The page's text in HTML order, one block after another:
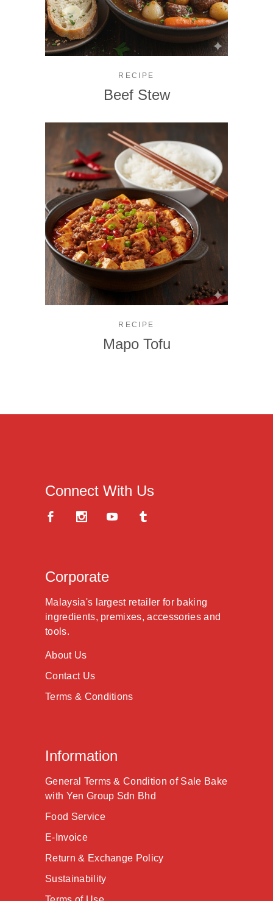
RECIPE
Beef Stew
RECIPE
Mapo Tofu
Connect With Us
Corporate
Malaysia's largest retailer for baking
ingredients, premixes, accessories and
tools.
About Us
Contact Us
Terms & Conditions
Information
General Terms & Condition of Sale Bake
with Yen Group Sdn Bhd
Food Service
E-Invoice
Return & Exchange Policy
Sustainability